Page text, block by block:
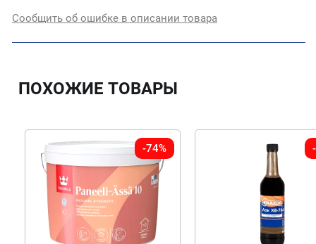
Сообщить об ошибке в описании товара
ПОХОЖИЕ ТОВАРЫ
-74%